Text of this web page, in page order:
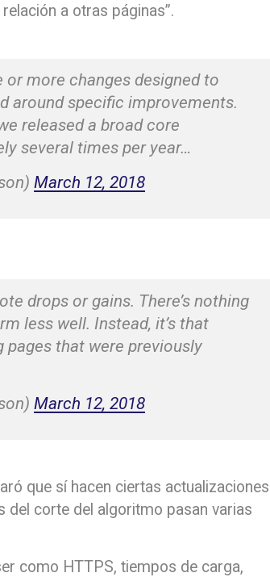
a otras páginas”.
or more changes designed to
around specific improvements.
released a broad core
several times per year…
March 12, 2018
drops or gains. There’s nothing
less well. Instead, it’s that
that were previously
March 12, 2018
que sí hacen ciertas actualizaciones
del corte del algoritmo pasan varias
como HTTPS, tiempos de carga,